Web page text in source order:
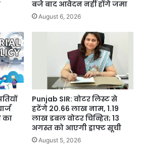
बजे बाद आवेदन नहीं होंगे जमा
August 6, 2026
का
Punjab SIR: वोटर लिस्ट से
हटेंगे 20.66 लाख नाम, 1.19
लाख डबल वोटर चिन्हित; 13
अगस्त को आएगी ड्राफ्ट सूची
August 5, 2026